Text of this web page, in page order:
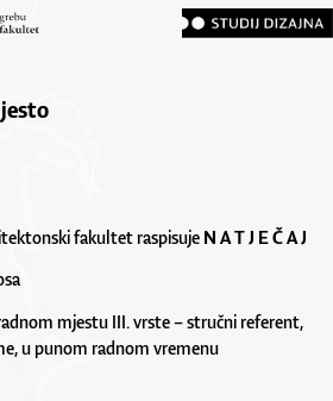
fakultet raspisuje N A T J E Č A J
mjestu III. vrste – stručni referent,
u punom radnom vremenu